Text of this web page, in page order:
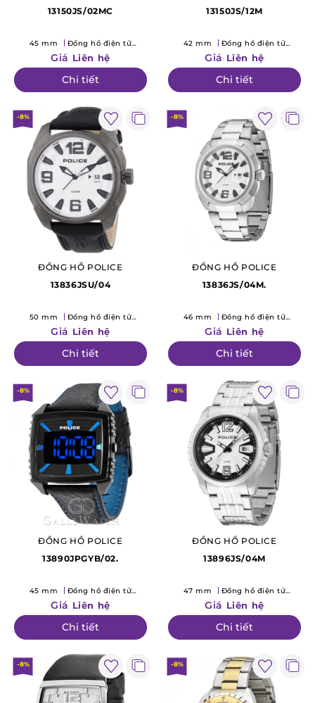
13150JS/02MC
45 mm
Đồng hồ điện tử
(Quartz)
Giá Liên hệ
Chi tiết
13150JS/12M
42 mm
Đồng hồ điện tử
(Quartz)
Giá Liên hệ
Chi tiết
-8%
ĐỒNG HỒ POLICE
13836JSU/04
50 mm
Đồng hồ điện tử
(Quartz)
Giá Liên hệ
Chi tiết
-8%
ĐỒNG HỒ POLICE
13836JS/04M.
46 mm
Đồng hồ điện tử
(Quartz)
Giá Liên hệ
Chi tiết
-8%
ĐỒNG HỒ POLICE
13890JPGYB/02.
45 mm
Đồng hồ điện tử
(Quartz)
Giá Liên hệ
Chi tiết
-8%
ĐỒNG HỒ POLICE
13896JS/04M
47 mm
Đồng hồ điện tử
(Quartz)
Giá Liên hệ
Chi tiết
-8% -8%